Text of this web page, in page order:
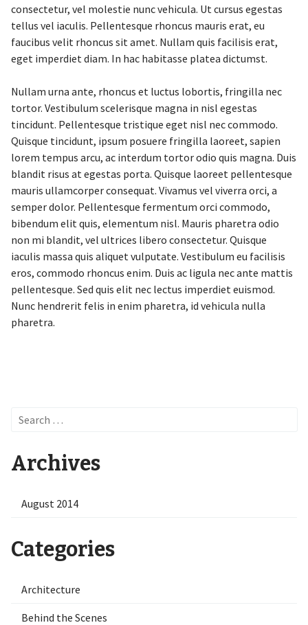
consectetur, vel molestie nunc vehicula. Ut cursus egestas
tellus vel iaculis. Pellentesque rhoncus mauris erat, eu
faucibus velit rhoncus sit amet. Nullam quis facilisis erat,
eget imperdiet diam. In hac habitasse platea dictumst.
Nullam urna ante, rhoncus et luctus lobortis, fringilla nec
tortor. Vestibulum scelerisque magna in nisl egestas
tincidunt. Pellentesque tristique eget nisl nec commodo.
Quisque tincidunt, ipsum posuere fringilla laoreet, sapien
lorem tempus arcu, ac interdum tortor odio quis magna. Duis
blandit risus at egestas porta. Quisque laoreet pellentesque
mauris ullamcorper consequat. Vivamus vel viverra orci, a
semper dolor. Pellentesque fermentum orci commodo,
bibendum elit quis, elementum nisl. Mauris pharetra odio
non mi blandit, vel ultrices libero consectetur. Quisque
iaculis massa quis aliquet vulputate. Vestibulum eu facilisis
eros, commodo rhoncus enim. Duis ac ligula nec ante mattis
pellentesque. Sed quis elit nec lectus imperdiet euismod.
Nunc hendrerit felis in enim pharetra, id vehicula nulla
pharetra.
Search
Archives
August 2014
Categories
Architecture
Behind the Scenes